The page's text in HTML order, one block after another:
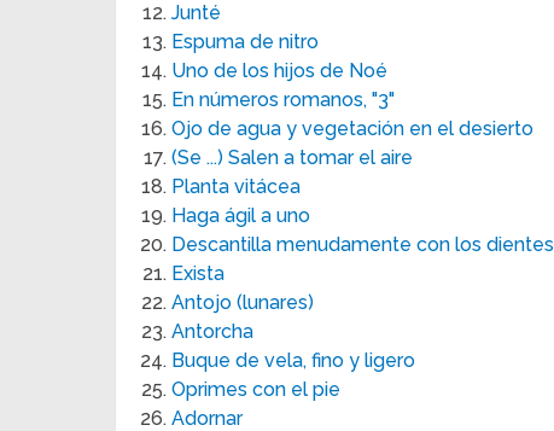
Junté
Espuma de nitro
Uno de los hijos de Noé
En números romanos, "3"
Ojo de agua y vegetación en el desierto
(Se ...) Salen a tomar el aire
Planta vitácea
Haga ágil a uno
Descantilla menudamente con los dientes
Exista
Antojo (lunares)
Antorcha
Buque de vela, fino y ligero
Oprimes con el pie
Adornar